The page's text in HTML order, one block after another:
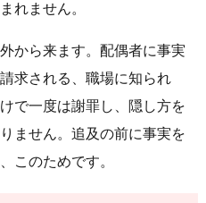
れません。
から来ます。配偶者に事実
求される、職場に知られ
で一度は謝罪し、隠し方を
ません。追及の前に事実を
このためです。